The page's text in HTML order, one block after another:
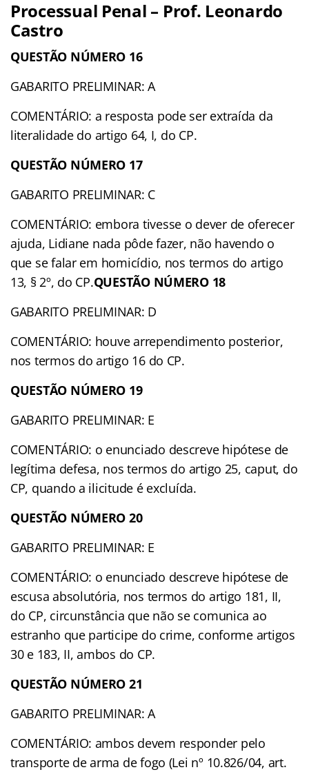
Processual Penal – Prof. Leonardo
Castro
QUESTÃO NÚMERO 16
GABARITO PRELIMINAR: A
COMENTÁRIO: a resposta pode ser extraída da
literalidade do artigo 64, I, do CP.
QUESTÃO NÚMERO 17
GABARITO PRELIMINAR: C
COMENTÁRIO: embora tivesse o dever de oferecer
ajuda, Lidiane nada pôde fazer, não havendo o
que se falar em homicídio, nos termos do artigo
13, § 2º, do CP.QUESTÃO NÚMERO 18
GABARITO PRELIMINAR: D
COMENTÁRIO: houve arrependimento posterior,
nos termos do artigo 16 do CP.
QUESTÃO NÚMERO 19
GABARITO PRELIMINAR: E
COMENTÁRIO: o enunciado descreve hipótese de
legítima defesa, nos termos do artigo 25, caput, do
CP, quando a ilicitude é excluída.
QUESTÃO NÚMERO 20
GABARITO PRELIMINAR: E
COMENTÁRIO: o enunciado descreve hipótese de
escusa absolutória, nos termos do artigo 181, II,
do CP, circunstância que não se comunica ao
estranho que participe do crime, conforme artigos
30 e 183, II, ambos do CP.
QUESTÃO NÚMERO 21
GABARITO PRELIMINAR: A
COMENTÁRIO: ambos devem responder pelo
transporte de arma de fogo (Lei nº 10.826/04, art.